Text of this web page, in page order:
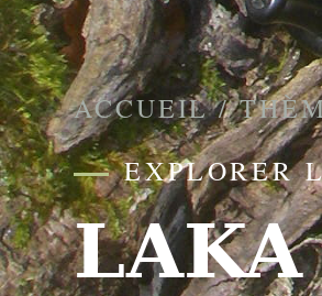
ACCUEIL/
EXPLORER
LAKA